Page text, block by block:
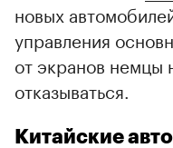
новых
управления
от экранов немцы
отказываться.
Китайские